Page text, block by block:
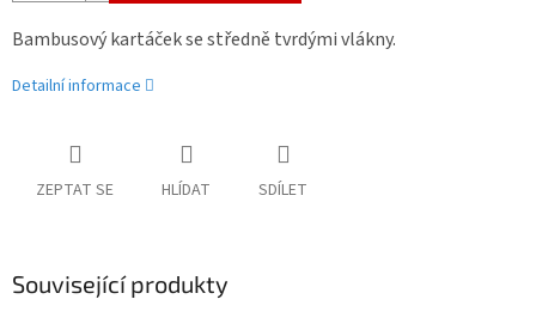
Bambusový kartáček se středně tvrdými vlákny.
Detailní informace
ZEPTAT SE HLÍDAT SDÍLET
Související produkty